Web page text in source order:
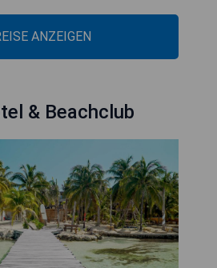
ANZEIGEN
& Beachclub